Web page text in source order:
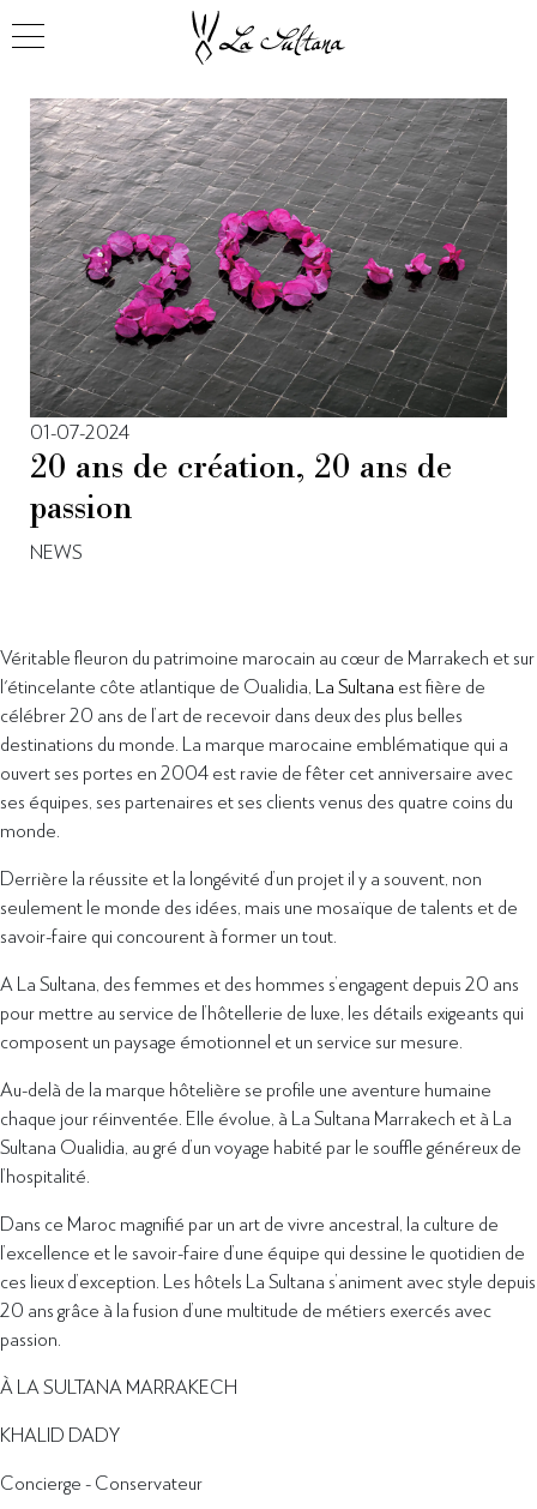
01-07-2024
20 ans de création, 20 ans de
passion
NEWS
Véritable fleuron du patrimoine marocain au cœur de Marrakech et sur
l'étincelante côte atlantique de Oualidia, La Sultana est fière de
célébrer 20 ans de l’art de recevoir dans deux des plus belles
destinations du monde. La marque marocaine emblématique qui a
ouvert ses portes en 2004 est ravie de fêter cet anniversaire avec
ses équipes, ses partenaires et ses clients venus des quatre coins du
monde.
Derrière la réussite et la longévité d’un projet il y a souvent, non
seulement le monde des idées, mais une mosaïque de talents et de
savoir-faire qui concourent à former un tout.
A La Sultana, des femmes et des hommes s’engagent depuis 20 ans
pour mettre au service de l’hôtellerie de luxe, les détails exigeants qui
composent un paysage émotionnel et un service sur mesure.
Au-delà de la marque hôtelière se profile une aventure humaine
chaque jour réinventée. Elle évolue, à La Sultana Marrakech et à La
Sultana Oualidia, au gré d’un voyage habité par le souffle généreux de
l’hospitalité.
Dans ce Maroc magnifié par un art de vivre ancestral, la culture de
l’excellence et le savoir-faire d’une équipe qui dessine le quotidien de
ces lieux d’exception. Les hôtels La Sultana s’animent avec style depuis
20 ans grâce à la fusion d’une multitude de métiers exercés avec
passion.
À LA SULTANA MARRAKECH
KHALID DADY
Concierge - Conservateur